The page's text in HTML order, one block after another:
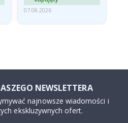
07.08.2026
NEWSLETTERA
najnowsze wiadomości i
ekskluzywnych ofert.